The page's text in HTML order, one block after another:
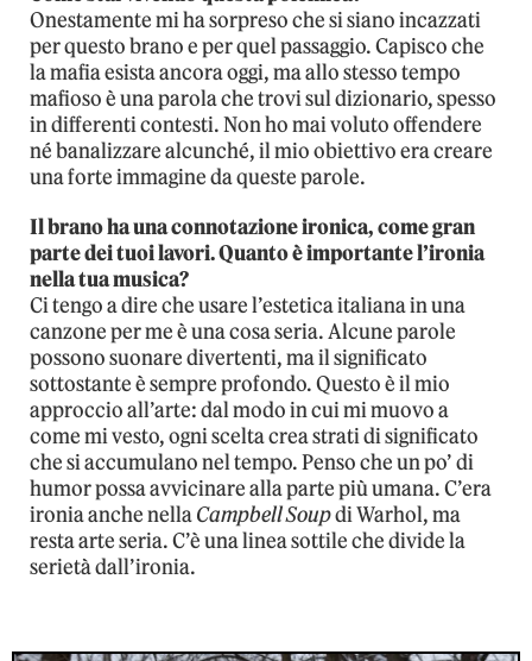
Onestamente mi ha sorpreso che si siano incazzati
per questo brano e per quel passaggio. Capisco che
la mafia esista ancora oggi, ma allo stesso tempo
mafioso è una parola che trovi sul dizionario, spesso
in differenti contesti. Non ho mai voluto offendere
né banalizzare alcunché, il mio obiettivo era creare
una forte immagine da queste parole.
Il brano ha una connotazione ironica, come gran
parte dei tuoi lavori. Quanto è importante l’ironia
nella tua musica?
Ci tengo a dire che usare l’estetica italiana in una
canzone per me è una cosa seria. Alcune parole
possono suonare divertenti, ma il significato
sottostante è sempre profondo. Questo è il mio
approccio all’arte: dal modo in cui mi muovo a
come mi vesto, ogni scelta crea strati di significato
che si accumulano nel tempo. Penso che un po’ di
humor possa avvicinare alla parte più umana. C’era
ironia anche nellaCampbell Soupdi Warhol, ma
resta arte seria. C’è una linea sottile che divide la
serietà dall’ironia.